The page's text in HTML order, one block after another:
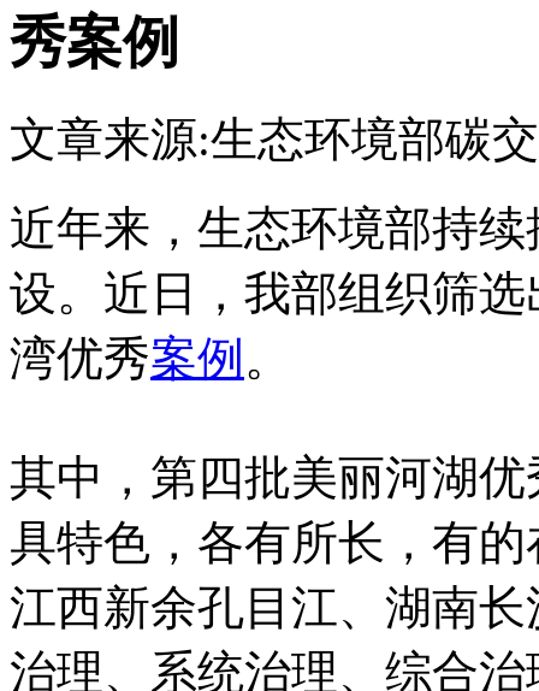
秀案例
文章来源:生态环境部碳
近年来，生态环境部持
设。近日，我部组织筛
湾优秀案例 。
其中，第四批美丽河湖
具特色，各有所长，有
江西新余孔目江、湖南
治理、系统治理、综合